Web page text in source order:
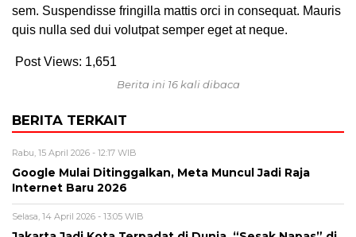
sem. Suspendisse fringilla mattis orci in consequat. Mauris
quis nulla sed dui volutpat semper eget at neque.
Post Views: 1,651
Berita ini 16 kali dibaca
BERITA TERKAIT
Rabu, 15 April 2026 - 12:17 WIB
Google Mulai Ditinggalkan, Meta Muncul Jadi Raja
Internet Baru 2026
Selasa, 14 April 2026 - 13:05 WIB